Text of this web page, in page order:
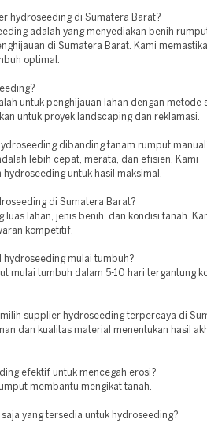
hydroseeding di Sumatera Barat?
adalah yang menyediakan benih
di Sumatera Barat. Kami
optimal.
untuk penghijauan lahan dengan metode
untuk proyek landscaping dan reklamasi.
dibanding tanam rumput
lebih cepat, merata, dan efisien. Kami
untuk hasil maksimal.
di Sumatera Barat?
luas lahan, jenis benih, dan kondisi tanah.
kompetitif.
hydroseeding mulai tumbuh?
mulai tumbuh dalam 5-10 hari tergantung
supplier hydroseeding terpercaya di
dan kualitas material menentukan hasil
efektif untuk mencegah erosi?
membantu mengikat tanah.
saja yang tersedia untuk hydroseeding?